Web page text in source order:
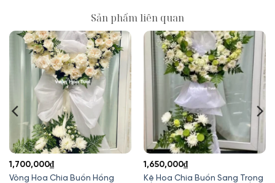
Sản phẩm liên quan
Vòng Hoa Chia Buồn Hồng
1,700,000₫
Kệ Hoa Chia Buồn Sang Trọng
1,650,000₫